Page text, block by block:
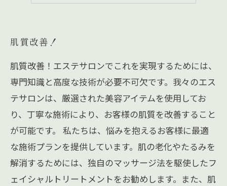
肌質改善！
肌質改善！エステサロンでこれを実現するためには、
専門知識と高度な技術が必要不可欠です。我々のエス
テサロンは、厳選された美容アイテムを使用してお
り、丁寧な施術により、お客様の肌質を改善すること
が可能です。 私たちは、悩みを抱えるお客様に最適
な施術プランを提供しています。肌の老化やたるみを
解消するためには、独自のマッサージ法を駆使したフ
ェイシャルトリートメントをお勧めします。また、肌